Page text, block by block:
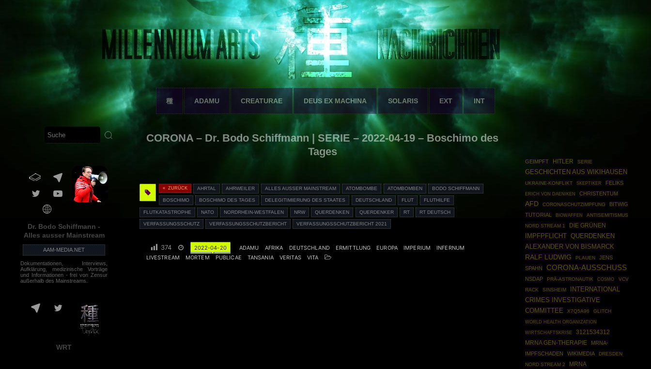
種 ADAMU CREATURAE DEUS EX MACHINA SOLARIS EXT INT
Dr. Bodo Schiffmann -
Alles ausser Mainstream
AAM-MEDIA.NET
Dokumentationen, Interviews,
Aufklärung, medizinische Vorträge
und Informationen - frei von Zensur
außerhalb des Mainstreams.
WRT
CORONA – Dr. Bodo Schiffmann | SERIE – 2022-04-19 – Boschimo des
Tages
« ZURÜCK AHRTAL AHRWEILER ALLES AUSSER MAINSTREAM ATOMBOMBE ATOMBOMBEN BODO SCHIFFMANN
BOSCHIMO BOSCHIMO DES TAGES DELEGITIMIERUNG DES STAATES DEUTSCHLAND FLUT FLUTHILFE
FLUTKATASTROPHE NATO NORDRHEIN-WESTFALEN NRW QUERDENKEN QUERDENKER RT RT DEUTSCH
VERFASSUNGSSCHUTZ VERFASSUNGSSCHUTZBERICHT VERFASSUNGSSCHUTZBERICHT 2021
374 2022-04-20 ADAMU AFRIKA DEUTSCHLAND ERMITTLUNG EUROPA IMPERIUM
INFERNUM
LIVESTREAM
MORTEM PUBLICAE TANSANIA VERITAS VITA
GEIMPFT HITLER SERIE
GESCHICHTEN AUS WIKIHAUSEN
UKRAINE-KONFLIKT SKEPTIKER FELIKS
ERICH VON DAENIKEN CHRISTENTUM
AFD CORONASCHUTZIMPFUNG
BITWIG
TUTORIAL
BIOWAFFEN
ANTISEMITISMUS
NORD STREAM 1
DIE GRÜNEN
IMPFPFLICHT QUERDENKEN
ALEXANDER VON BISMARCK
RALF LUDWIG PLAUEN
JENS
SPAHN
CORONA-AUSSCHUSS
NSDAP PRÄ-ASTRONAUTIK COSMO
VCV
RACK
SINSHEIM
INTERNATIONAL
CRIMES INVESTIGATIVE
COMMITTEE
X7Q5A96
GLITCH
WORLD HEALTH ORGANIZATION
WIRTSCHAFTSKRISE
3121534312
MRNA GEN-THERAPIE
MRNA-
IMPFSCHADEN
WIKIMEDIA
DRESDEN
NORD STREAM 2
MRNA